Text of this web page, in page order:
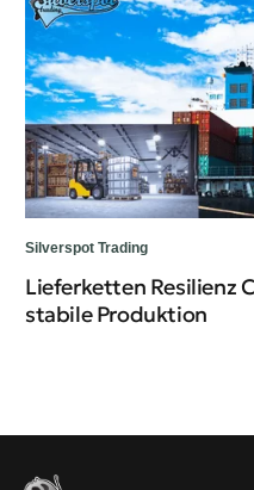
Silverspot Trading
Lieferketten Resilienz
stabile Produktion